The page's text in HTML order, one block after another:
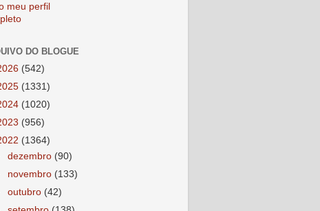
meu perfil
DO BLOGUE
(542)
(1331)
(1020)
(956)
(1364)
dezembro (90)
novembro (133)
outubro (42)